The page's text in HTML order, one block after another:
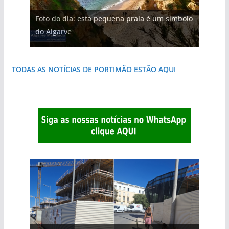
Foto do dia: esta pequena praia é um símbolo
do Algarve
Foto do dia: a aldeia do interior do Algarve
que respira autenticidade
TODAS AS NOTÍCIAS DE PORTIMÃO ESTÃO AQUI